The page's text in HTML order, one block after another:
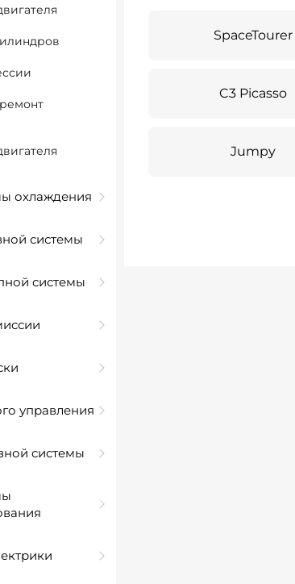
охлаждения
системы
системы
управления
системы
SpaceTourer
C3 Picasso
Jumpy